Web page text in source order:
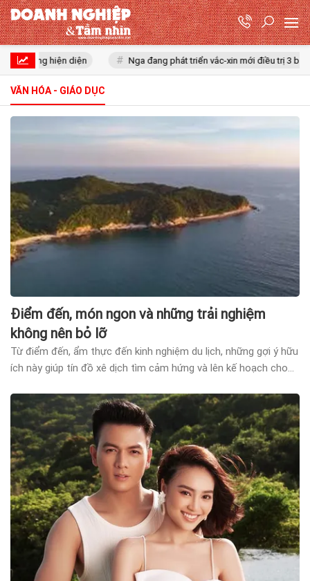
cùng hiện diện Nga đang phát triển vắc-xin mới điều trị 3 bệnh
VĂN HÓA - GIÁO DỤC
Điểm đến, món ngon và những trải nghiệm
không nên bỏ lỡ
Từ điểm đến, ẩm thực đến kinh nghiệm du lịch, những gợi ý hữu
ích này giúp tín đồ xê dịch tìm cảm hứng và lên kế hoạch cho